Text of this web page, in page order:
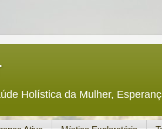
Holística da Mulher,